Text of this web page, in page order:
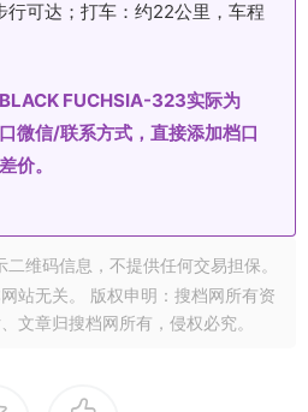
可达；打车：约22公里，车程
FUCHSIA-323实际为
微信/联系方式，直接添加档口
价。
维码信息，不提供任何交易担保。
站无关。 版权申明：搜档网所有资
文章归搜档网所有，侵权必究。